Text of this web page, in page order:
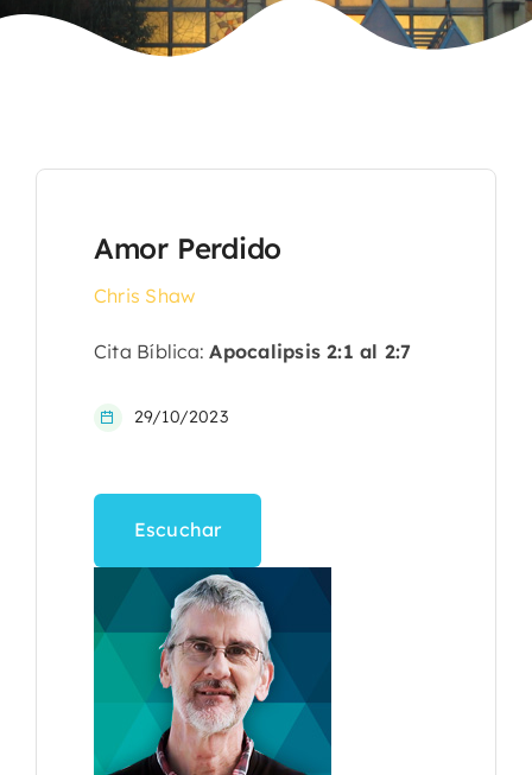
Amor Perdido
Chris Shaw
Cita Bíblica:Apocalipsis 2:1 al 2:7
29/10/2023
Escuchar